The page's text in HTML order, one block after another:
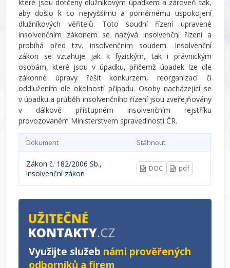
které jsou dotčeny dlužníkovým úpadkem a zároveň tak,
aby došlo k co nejvyššímu a poměrnému uspokojení
dlužníkových věřitelů. Toto soudní řízení upravené
insolvenčním zákonem se nazývá insolvenční řízení a
probíhá před tzv. insolvenčním soudem. Insolvenční
zákon se vztahuje jak k fyzickým, tak i právnickým
osobám, které jsou v úpadku, přičemž úpadek lze dle
zákonné úpravy řešit konkurzem, reorganizací či
oddlužením dle okolností případu. Osoby nacházející se
v úpadku a průběh insolvenčního řízení jsou zveřejňovány
v dálkově přístupném insolvenčním rejstříku
provozovaném Ministerstvem spravedlnosti ČR.
Dokument Stáhnout
Zákon č. 182/2006 Sb.,
insolvenční zákon
DOC pdf
Využijte služeb námi prověřených
odborníků a firem